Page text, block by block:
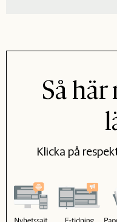
Så här
Klicka på